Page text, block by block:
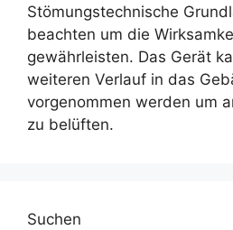
Stömungstechnische
beachten um die
gewährleisten. Das Gerät
weiteren Verlauf in das
vorgenommen werden um
zu belüften.
Suchen